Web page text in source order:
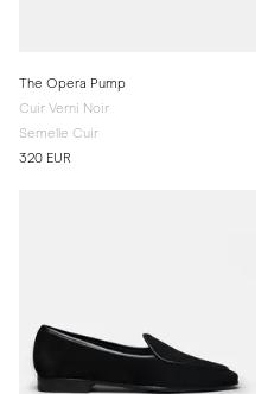
The Opera Pump
Cuir Verni Noir
Semelle Cuir
320 EUR